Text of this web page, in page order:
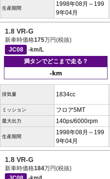
生産期間
1998年08月～199
9年04月
1.8 VR-G
新車時価格175万円(税抜)
JC08
-km/L
満タンでどこまで走る？
-km
排気量 1834cc
ミッション フロア5MT
最大出力 140ps/6000rpm
生産期間
1998年08月～199
9年04月
1.8 VR-G
新車時価格184万円(税抜)